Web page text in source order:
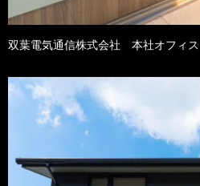
双葉電気通信株式会社 本社オフィス